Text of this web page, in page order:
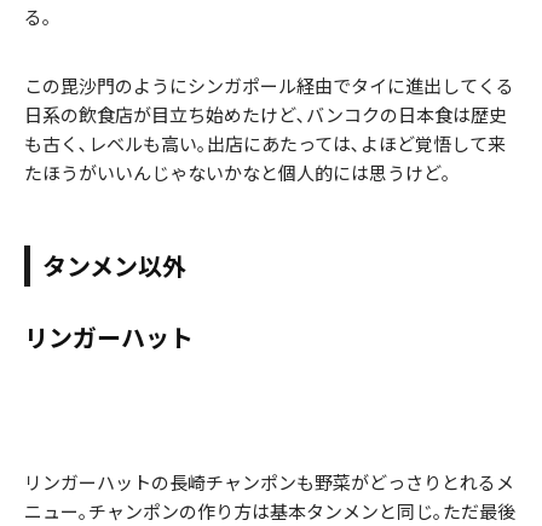
る｡
この毘沙門のようにシンガポール経由でタイに進出してくる
日系の飲食店が目立ち始めたけど､バンコクの日本食は歴史
も古く､レベルも高い｡出店にあたっては､よほど覚悟して来
たほうがいいんじゃないかなと個人的には思うけど｡
タンメン以外
リンガーハット
リンガーハットの長崎チャンポンも野菜がどっさりとれるメ
ニュー｡チャンポンの作り方は基本タンメンと同じ｡ただ最後